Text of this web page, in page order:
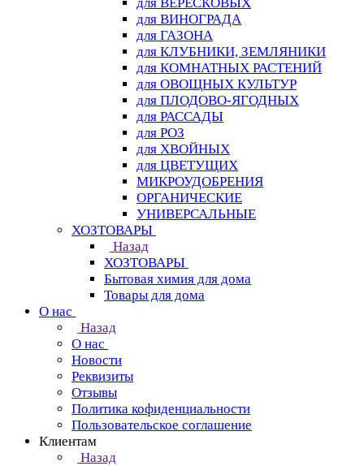
для ВИНОГРАДА
для ГАЗОНА
для КЛУБНИКИ, ЗЕМЛЯНИКИ
для КОМНАТНЫХ РАСТЕНИЙ
для ОВОЩНЫХ КУЛЬТУР
для ПЛОДОВО-ЯГОДНЫХ
для РАССАДЫ
для РОЗ
для ХВОЙНЫХ
для ЦВЕТУЩИХ
МИКРОУДОБРЕНИЯ
ОРГАНИЧЕСКИЕ
УНИВЕРСАЛЬНЫЕ
ХОЗТОВАРЫ
Назад
ХОЗТОВАРЫ
Бытовая химия для дома
Товары для дома
О нас
Назад
О нас
Новости
Реквизиты
Отзывы
Политика кофиденциальности
Пользовательское соглашение
Клиентам
Назад